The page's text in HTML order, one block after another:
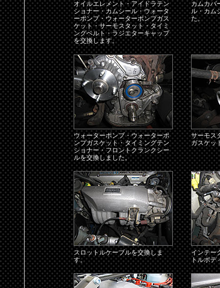
オイルエレメント・アイドラテン
ショナー・カムシール・ウォータ
ーポンプ・ウォーターポンプガス
ケット・サーモスタット・タイミ
ングベルト・ラジエターキャップ
を交換します。
カムカバ
ル・カム
た。
ウォーターポンプ・ウォーターポ
ンプガスケット・タイミングテン
ショナー・フロントクランクシー
ルを交換しました。
サーモス
ガスケッ
スロットルケーブルを交換しま
す。
インテー
トルボデ